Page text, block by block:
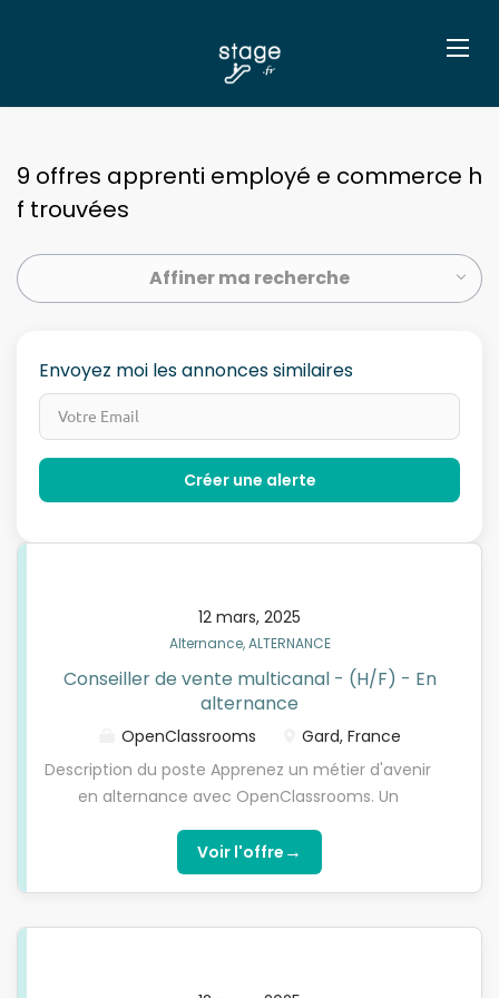
9 offres apprenti employé e commerce h
f trouvées
Affiner ma recherche
Envoyez moi les annonces similaires
12 mars, 2025
Alternance, ALTERNANCE
Conseiller de vente multicanal - (H/F) - En
alternance
OpenClassrooms
Gard, France
Description du poste Apprenez un métier d'avenir
en alternance avec OpenClassrooms. Un
un Vendeur Conseil Omnicanal - (H/F) en
alternance, pour préparer une de ses formations
offre ne s'adresse qu'aux candidats à l'alternance
Voir l'offre →